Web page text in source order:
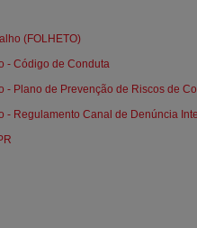
(FOLHETO)
- Código de Conduta
- Plano de Prevenção de Riscos de
- Regulamento Canal de Denúncia